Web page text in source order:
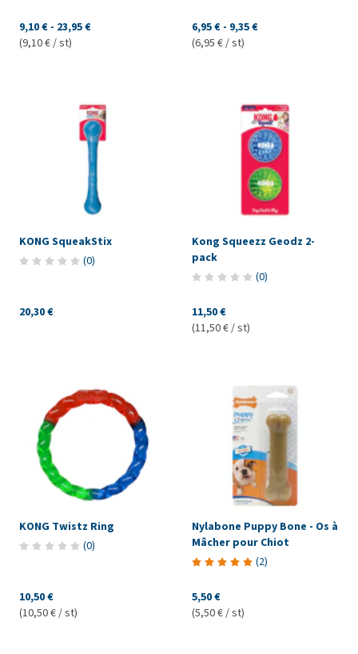
9,10 € - 23,95 €
(9,10 € / st)
6,95 € - 9,35 €
(6,95 € / st)
KONG SqueakStix
(0)
20,30 €
Kong Squeezz Geodz 2-
pack
(0)
11,50 €
(11,50 € / st)
KONG Twistz Ring
(0)
10,50 €
(10,50 € / st)
Nylabone Puppy Bone - Os à
Mâcher pour Chiot
(2)
5,50 €
(5,50 € / st)